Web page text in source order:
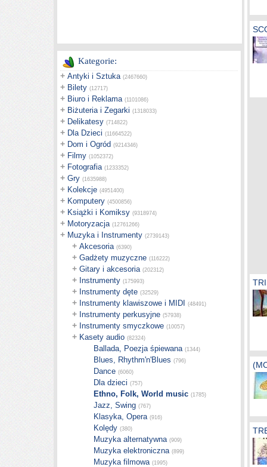
Kategorie:
+ Antyki i Sztuka (2467660)
+ Bilety (12717)
+ Biuro i Reklama (1101086)
+ Biżuteria i Zegarki (1318033)
+ Delikatesy (714822)
+ Dla Dzieci (11664522)
+ Dom i Ogród (9214346)
+ Filmy (1052372)
+ Fotografia (1233352)
+ Gry (1635988)
+ Kolekcje (4951400)
+ Komputery (4500856)
+ Książki i Komiksy (9318974)
+ Motoryzacja (12761266)
+ Muzyka i Instrumenty (2739143)
+ Akcesoria (6390)
+ Gadżety muzyczne (116222)
+ Gitary i akcesoria (202312)
+ Instrumenty (175993)
+ Instrumenty dęte (32529)
+ Instrumenty klawiszowe i MIDI (48491)
+ Instrumenty perkusyjne (57938)
+ Instrumenty smyczkowe (10057)
+ Kasety audio (82324)
Ballada, Poezja śpiewana (1344)
Blues, Rhythm'n'Blues (796)
Dance (6060)
Dla dzieci (757)
Ethno, Folk, World music (1785)
Jazz, Swing (767)
Klasyka, Opera (916)
Kolędy (380)
Muzyka alternatywna (909)
Muzyka elektroniczna (899)
Muzyka filmowa (1995)